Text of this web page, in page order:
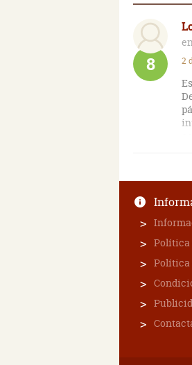
8 2
Política
Política